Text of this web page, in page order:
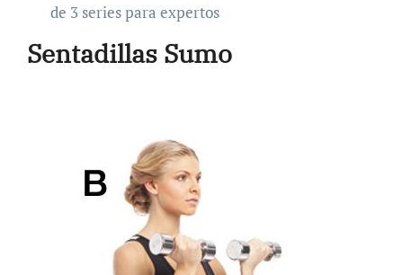
de 3 series para expertos
Sentadillas Sumo